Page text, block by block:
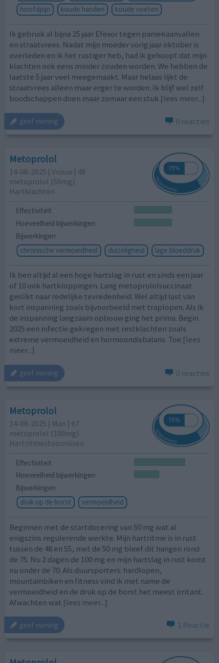
hoofdpijn
koude handen koude voeten
Ik gebruik al bijna 25 jaar Efexor tegen paniekaanvallen
en straatvrees. Nadat mijn moeder vorig jaar oktober is
overleden en ik het rustiger heb, had ik gehoopt dat mijn
klachten ook eens minder zouden worden. We hebben de
laatste 5 jaar veel meegemaakt. Maar helaas lijkt de
straatvrees alleen maar erger te worden. Ik blijf wel zelf
boodschappen doen maar zomaar een stuk [lees meer...]
geef mening 0 reacties
Metoprolol
14-08-2025 | Vrouw | 48
metoprolol (50mg)
Hartklachten
Effectiviteit
Hoeveelheid bijwerkingen
Bijwerkingen
chronische vermoeidheid
duizeligheid lage bloeddruk
Ik ben altijd al een hoge hartslag in rust en sinds een jaar
of 10 ook hartkloppingen. Lang metoprololsuccinaat
geslikt naar redelijke tevredenheid. Wel altijd last van
kort inspanning zoals bijvoorbeeld met traplopen. Als ik
de inspanning langzaam opbouw ging het prima. Begin
2025 een infectie gekregen met restklachten zoals
extreme vermoeidheid en hormoondisbalans. Toe [lees
meer...]
geef mening 0 reacties
Metoprolol
14-08-2025 | Man | 67
metoprolol (100mg)
Hartritmestoornissen
Effectiviteit
Hoeveelheid bijwerkingen
Bijwerkingen
druk op de borst
vermoeidheid
Beginnen met de startdocering van 50 mg wat al
enigszins regulerende werkte. Mijn hartritme is in rust
tussen de 48 en 55, met de 50 mg bleef dit hangen rond
de 75. Nu 2 dagen de 100 mg en mijn hartslag in rust komt
nu onder de 70. Als duursporters: hardlopen,
mountainbiken en fitness vind ik met name de
vermoeidheid en de druk op de borst het meest irritant.
Afwachten wat [lees meer...]
geef mening 1 Reactie